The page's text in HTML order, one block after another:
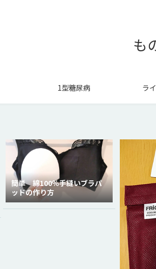
も
1型糖尿病 ラ
簡単 綿100％手縫いブラパ
ッドの作り方